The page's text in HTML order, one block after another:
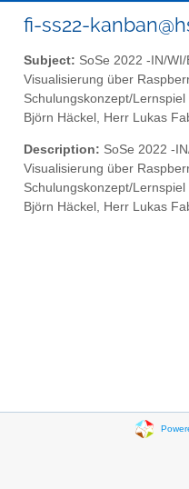
fi-ss22-
Subject: SoSe 2022 -IN/
Visualisierung über
Schulungskonzept/Lernspiel
Björn Häckel, Herr Lukas
Description: SoSe 2022 -
Visualisierung über
Schulungskonzept/Lernspiel
Björn Häckel, Herr Lukas